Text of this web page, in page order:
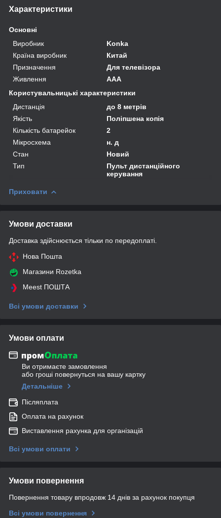
Характеристики
Основні
Виробник
Konka
Країна виробник
Китай
Призначення
Для телевізора
Живлення
AAA
Користувальницькі характеристики
Дистанція
до 8 метрів
Якість
Поліпшена копія
Кількість батарейок
2
Мікросхема
н. д
Стан
Новий
Тип
Пульт дистанційного
керування
Приховати
Умови доставки
Доставка здійснюється тільки по передоплаті.
Нова Пошта
Магазини Rozetka
Meest ПОШТА
Всі умови доставки
Умови оплати
Ви отримаєте замовлення
або гроші повернуться на вашу картку
Детальніше
Післяплата
Оплата на рахунок
Виставлення рахунка для організацій
Всі умови оплати
Умови повернення
Повернення товару впродовж 14 днів за рахунок покупця
Всі умови повернення